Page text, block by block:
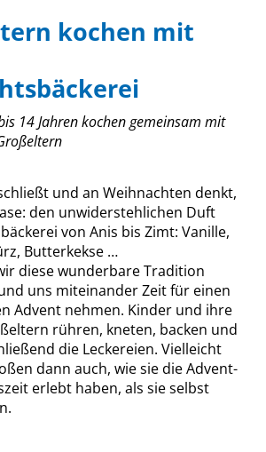
kochen mit
14 Jahren kochen gemeinsam mit
und an Weihnachten denkt,
den unwiderstehlichen Duft
von Anis bis Zimt: Vanille,
Butterkekse …
diese wunderbare Tradition
uns miteinander Zeit für einen
Advent nehmen. Kinder und ihre
rühren, kneten, backen und
die Leckereien. Vielleicht
dann auch, wie sie die Advent-
erlebt haben, als sie selbst